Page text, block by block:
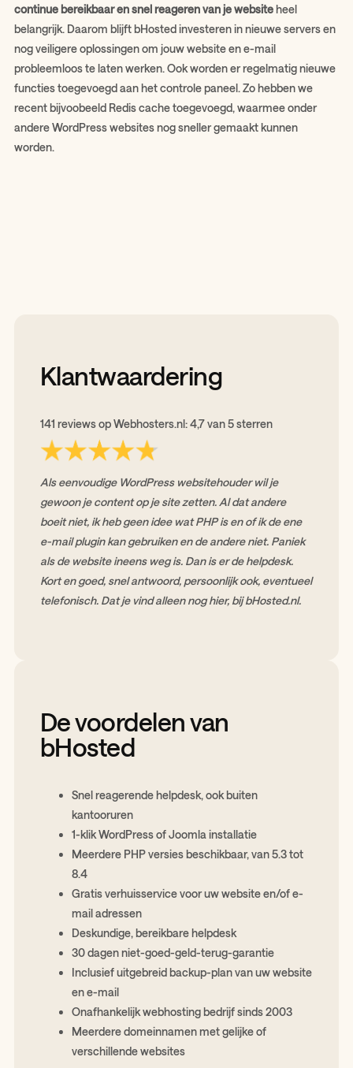
continue bereikbaar en snel reageren van je websiteheel
belangrijk. Daarom blijft bHosted investeren in nieuwe servers en
nog veiligere oplossingen om jouw website en e-mail
probleemloos te laten werken. Ook worden er regelmatig nieuwe
functies toegevoegd aan het controle paneel. Zo hebben we
recent bijvoobeeld Redis cache toegevoegd, waarmee onder
andere WordPress websites nog sneller gemaakt kunnen
worden.
Klantwaardering
141 reviews op Webhosters.nl: 4,7 van 5 sterren
Als eenvoudige WordPress websitehouder wil je
gewoon je content op je site zetten. Al dat andere
boeit niet, ik heb geen idee wat PHP is en of ik de ene
e-mail plugin kan gebruiken en de andere niet. Paniek
als de website ineens weg is. Dan is er de helpdesk.
Kort en goed, snel antwoord, persoonlijk ook, eventueel
telefonisch. Dat je vind alleen nog hier, bij bHosted.nl.
De voordelen van
bHosted
Snel reagerende helpdesk, ook buiten
kantooruren
1-klik WordPress of Joomla installatie
Meerdere PHP versies beschikbaar, van 5.3 tot
8.4
Gratis verhuisservice voor uw website en/of e-
mail adressen
Deskundige, bereikbare helpdesk
30 dagen niet-goed-geld-terug-garantie
Inclusief uitgebreid backup-plan van uw website
en e-mail
Onafhankelijk webhosting bedrijf sinds 2003
Meerdere domeinnamen met gelijke of
verschillende websites